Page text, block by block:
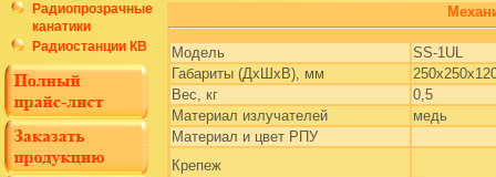
Радиопрозрачные
канатики
Радиостанции КВ Модель
SS-1UL
Габариты (ДхШхВ), мм
Вес, кг
0,5
Материал излучателей
медь
Материал и цвет РПУ
Крепеж